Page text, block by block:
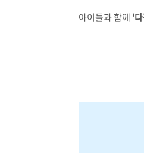
아이들과 함께 '